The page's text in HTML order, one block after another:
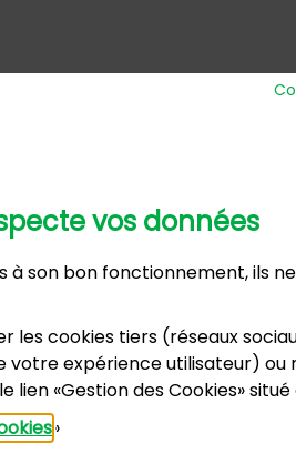
vos données
à son bon fonctionnement, ils
les cookies tiers (réseaux
votre expérience utilisateur) ou
«Gestion des Cookies»
»
Bagneux
Bagneux